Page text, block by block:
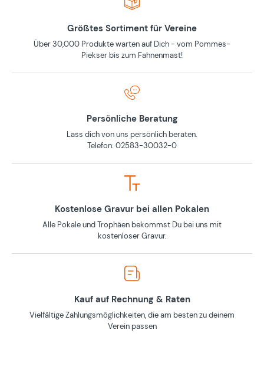
Größtes Sortiment für Vereine
Über 30,000 Produkte warten auf Dich - vom Pommes-
Piekser bis zum Fahnenmast!
Persönliche Beratung
Lass dich von uns persönlich beraten.
Telefon: 02583-30032-0
Kostenlose Gravur bei allen Pokalen
Alle Pokale und Trophäen bekommst Du bei uns mit
kostenloser Gravur.
Kauf auf Rechnung & Raten
Vielfältige Zahlungsmöglichkeiten, die am besten zu deinem
Verein passen